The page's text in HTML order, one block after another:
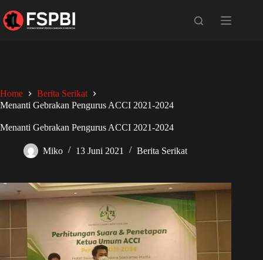
Home
Berita Serikat
Menanti Gebrakan Pengurus ACCI 2021-2024
Menanti Gebrakan Pengurus ACCI 2021-2024
Miko 13 Juni 2021 Berita Serikat